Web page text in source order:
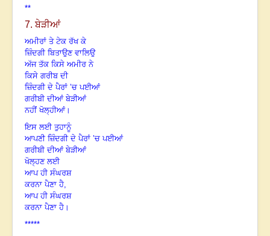
**
7. ਬੇੜੀਆਂ
ਅਮੀਰਾਂ ਤੇ ਟੇਕ ਰੱਖ ਕੇ
ਜ਼ਿੰਦਗੀ ਬਿਤਾਉਣ ਵਾਲਿਉ
ਅੱਜ ਤੱਕ ਕਿਸੇ ਅਮੀਰ ਨੇ
ਕਿਸੇ ਗਰੀਬ ਦੀ
ਜ਼ਿੰਦਗੀ ਦੇ ਪੈਰਾਂ ’ਚ ਪਈਆਂ
ਗਰੀਬੀ ਦੀਆਂ ਬੇੜੀਆਂ
ਨਹੀਂ ਖੋਲ੍ਹੀਆਂ।
ਇਸ ਲਈ ਤੁਹਾਨੂੰ
ਆਪਣੀ ਜ਼ਿੰਦਗੀ ਦੇ ਪੈਰਾਂ ’ਚ ਪਈਆਂ
ਗਰੀਬੀ ਦੀਆਂ ਬੇੜੀਆਂ
ਖੋਲ੍ਹਣ ਲਈ
ਆਪ ਹੀ ਸੰਘਰਸ਼
ਕਰਨਾ ਪੈਣਾ ਹੈ,
ਆਪ ਹੀ ਸੰਘਰਸ਼
ਕਰਨਾ ਪੈਣਾ ਹੈ।
*****